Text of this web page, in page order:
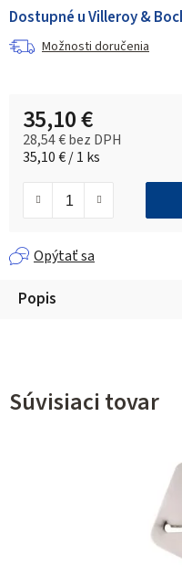
Dostupné u Villeroy &
Možnosti doručenia
35,10 €
28,54 € bez DPH
Jednotková cena:
35,10 € / 1 ks
Opýtať sa
Popis
Súvisiaci tovar